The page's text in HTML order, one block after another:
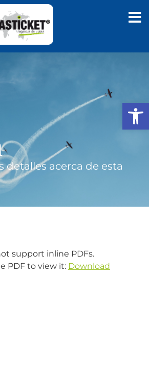
detalles acerca de esta
support inline PDFs.
PDF to view it: Download